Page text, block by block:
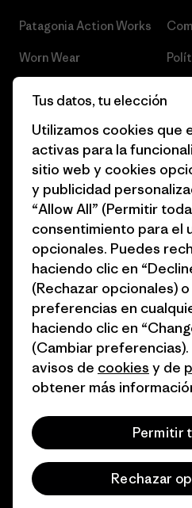
Patagonia Action Works
Worn Wear
fundamentales
Informe de progreso
Business Unusual
Objetivos climáticos
1% for the Planet
Cómo financiamos
Tarjetas regalo
Encuentra una tienda
de
del
© 2026 Patagonia, Inc. Todos los
Tus datos, tu elección
Utilizamos cookies que
activas para la
sitio web y cookies
y publicidad
“Allow All” (Permitir
consentimiento para el
opcionales. Puedes
haciendo clic en
(Rechazar opcionales)
preferencias en
haciendo clic en
(Cambiar
avisos de cookies y de
obtener más
Permitir
Rechazar